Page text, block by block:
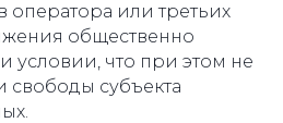
оператора или третьих
общественно
условии, что при этом не
свободы субъекта